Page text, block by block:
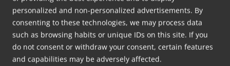
personalized and non-personalized advertisements. By
consenting to these technologies, we may process data
such as browsing habits or unique IDs on this site. If you
do not consent or withdraw your consent, certain features
and capabilities may be adversely affected.
最新消息